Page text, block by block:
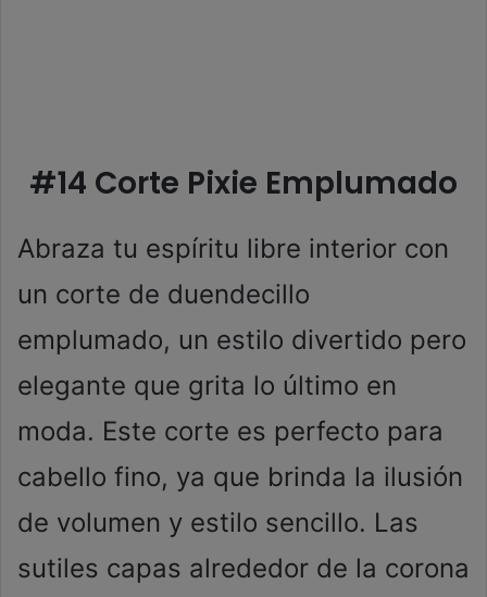
#14 Corte Pixie Emplumado
Abraza tu espíritu libre interior con
un corte de duendecillo
emplumado, un estilo divertido pero
elegante que grita lo último en
moda. Este corte es perfecto para
cabello fino, ya que brinda la ilusión
de volumen y estilo sencillo. Las
sutiles capas alrededor de la corona